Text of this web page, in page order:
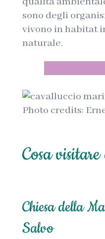
sono degli
vivono in habitat
naturale.
Photo credits:
Cosa
Chiesa della
Salvo